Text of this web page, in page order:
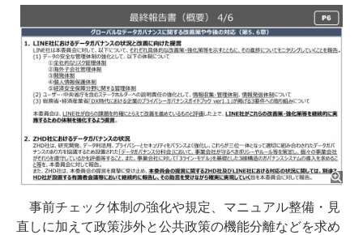
事前チェック体制の強化や規定、マニュアル整備・見
直しに加えて政策渉外と公共政策の機能分離などを求め